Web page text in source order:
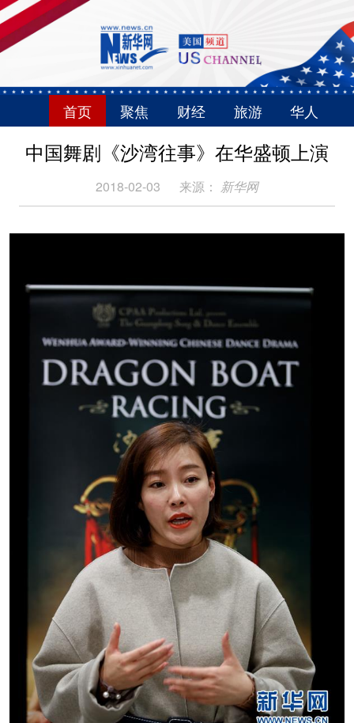
首页 聚焦 财经 旅游 华人
中国舞剧《沙湾往事》在华盛顿上演
2018-02-03 来源： 新华网